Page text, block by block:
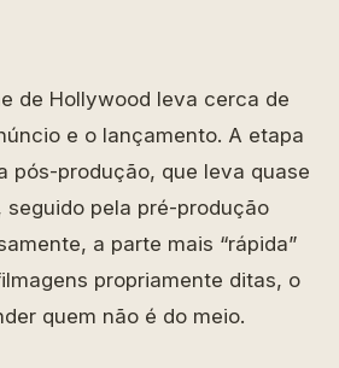
de Hollywood leva cerca de
e o lançamento. A etapa
pós-produção, que leva quase
seguido pela pré-produção
a parte mais “rápida”
propriamente ditas, o
quem não é do meio.